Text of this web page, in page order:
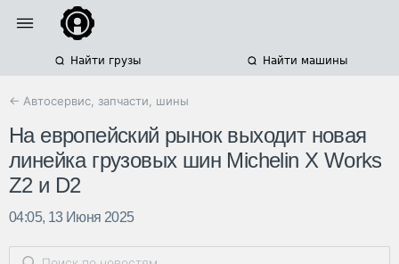
Найти грузы Найти машины
← Автосервис, запчасти, шины
На европейский рынок выходит новая
линейка грузовых шин Michelin X Works
Z2 и D2
04:05, 13 Июня 2025